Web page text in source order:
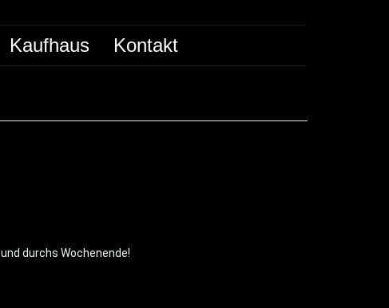
Kaufhaus Kontakt
durchs Wochenende!